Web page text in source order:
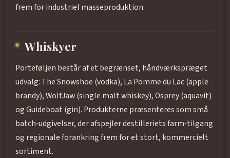
frem for industriel masseproduktion.
Whiskyer
Porteføljen består af et begrænset, håndværkspræget
udvalg: The Snowshoe (vodka), La Pomme du Lac (apple
brandy), WolfJaw (single malt whiskey), Osprey (aquavit)
og Guideboat (gin). Produkterne præsenteres som små
batch‑udgivelser, der afspejler destilleriets farm‑tilgang
og regionale forankring frem for et stort, kommercielt
sortiment.